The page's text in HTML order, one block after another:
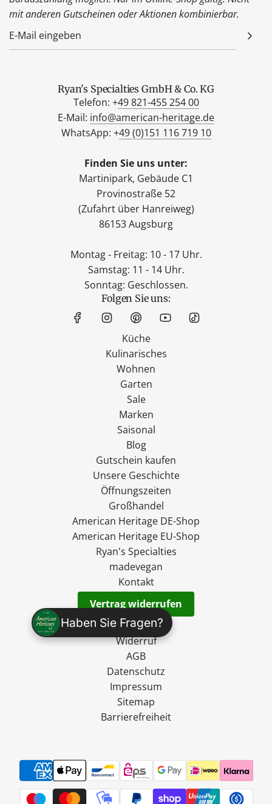
Haben Sie Fragen?
mit anderen Gutscheinen oder Aktionen kombinierbar.
Ryan's Specialties GmbH & Co. KG
Telefon: +49 821-455 254 00
E-Mail: info@american-heritage.de
WhatsApp: +49 (0)151 116 719 10
Finden Sie uns unter:
Martinipark, Gebäude C1
Provinostraße 52
(Zufahrt über Hanreiweg)
86153 Augsburg
Montag - Freitag: 10 - 17 Uhr.
Samstag: 11 - 14 Uhr.
Sonntag: Geschlossen.
Folgen Sie uns:
Küche
Kulinarisches
Wohnen
Garten
Sale
Marken
Saisonal
Blog
Gutschein kaufen
Unsere Geschichte
Öffnungszeiten
Großhandel
American Heritage DE-Shop
American Heritage EU-Shop
Ryan's Specialties
madevegan
Kontakt
Vertrag widerrufen
Versand
Widerruf
AGB
Datenschutz
Impressum
Sitemap
Barrierefreiheit